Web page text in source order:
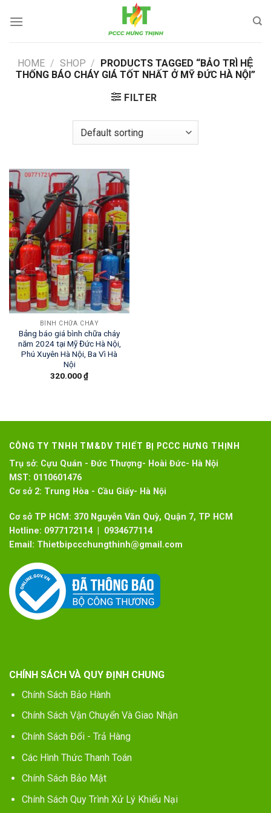
HOME / SHOP / PRODUCTS TAGGED “BẢO TRÌ HỆ
THỐNG BÁO CHÁY GIÁ TỐT NHẤT Ở MỸ ĐỨC HÀ NỘI”
FILTER
BÌNH CHỮA CHÁY
Bảng báo giá bình chữa cháy
năm 2024 tại Mỹ Đức Hà Nội,
Phú Xuyên Hà Nội, Ba Vì Hà
Nội
320.000₫
CÔNG TY TNHH TM&DV THIẾT BỊ PCCC HƯNG THỊNH
Trụ sở: Cựu Quán - Đức Thượng- Hoài Đức- Hà Nội
MST: 0110601476
Cơ sở 2: Trung Hòa - Cầu Giấy- Hà Nội
Cơ sở TP HCM: 370 Nguyễn Văn Quỳ, Quận 7, TP HCM
Hotline: 0977172114 | 0934677114
Email: Thietbipccchungthinh@gmail.com
CHÍNH SÁCH VÀ QUY ĐỊNH CHUNG
Chính Sách Bảo Hành
Chính Sách Vận Chuyển Và Giao Nhận
Chính Sách Đổi - Trả Hàng
Các Hình Thức Thanh Toán
Chính Sách Bảo Mật
Chính Sách Quy Trình Xử Lý Khiếu Nại